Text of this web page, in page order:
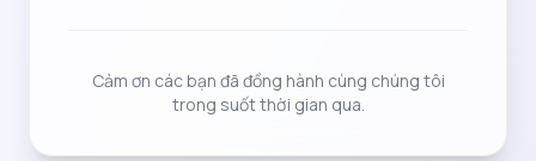
Cảm ơn các bạn đã đồng hành cùng chúng tôi
trong suốt thời gian qua.